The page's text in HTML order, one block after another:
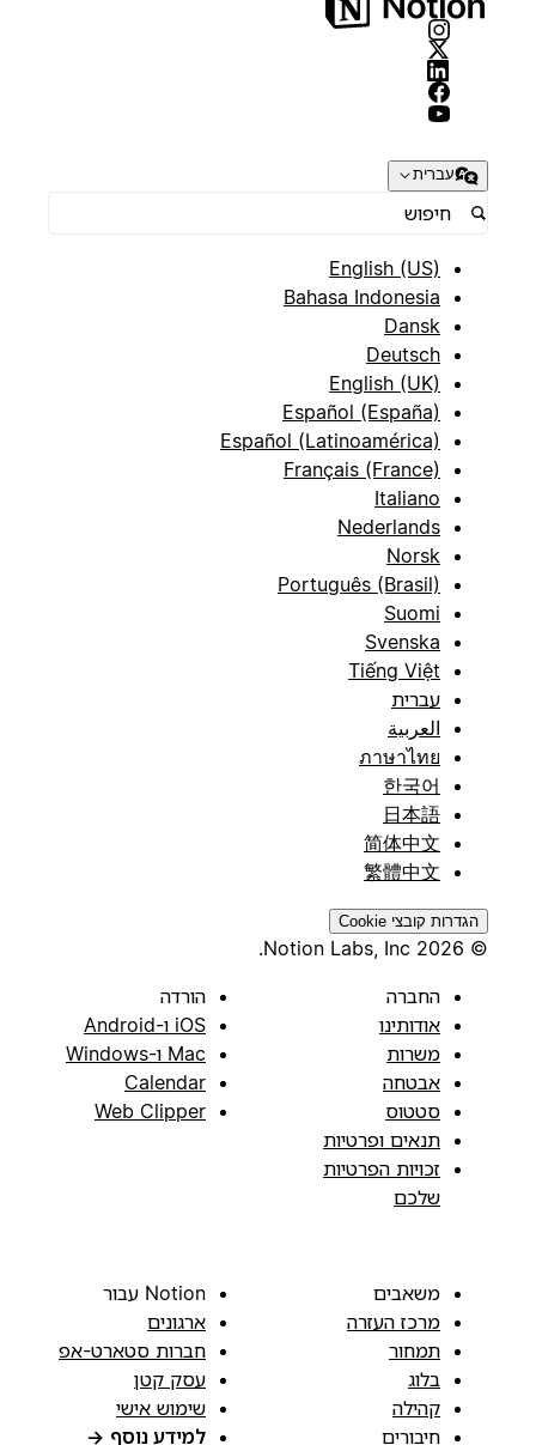
עברית
English (US)
Bahasa Indonesia
Dansk
Deutsch
English (UK)
Español (España)
Español (Latinoamérica)
Français (France)
Italiano
Nederlands
Norsk
Português (Brasil)
Suomi
Svenska
Tiếng Việt
עברית
العربية
ภาษาไทย
한국어
日本語
简体中文
繁體中文
הגדרות קובצי Cookie
© 2026 Notion Labs, Inc.
החברה
אודותינו
משרות
אבטחה
סטטוס
תנאים ופרטיות
זכויות הפרטיות
שלכם
הורדה
iOS ו-Android
Mac ו-Windows
Calendar
Web Clipper
משאבים
מרכז העזרה
תמחור
בלוג
קהילה
חיבורים
Notion עבור
ארגונים
חברות סטארט-אפ
עסק קטן
שימוש אישי
למידע נוסף →